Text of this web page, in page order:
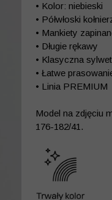
• Kolor: niebieski
• Półwłoski
• Mankiety
• Długie rękawy
• Klasyczna
• Łatwe
• Linia PREMIUM
Model na zdjęciu
176-182/41.